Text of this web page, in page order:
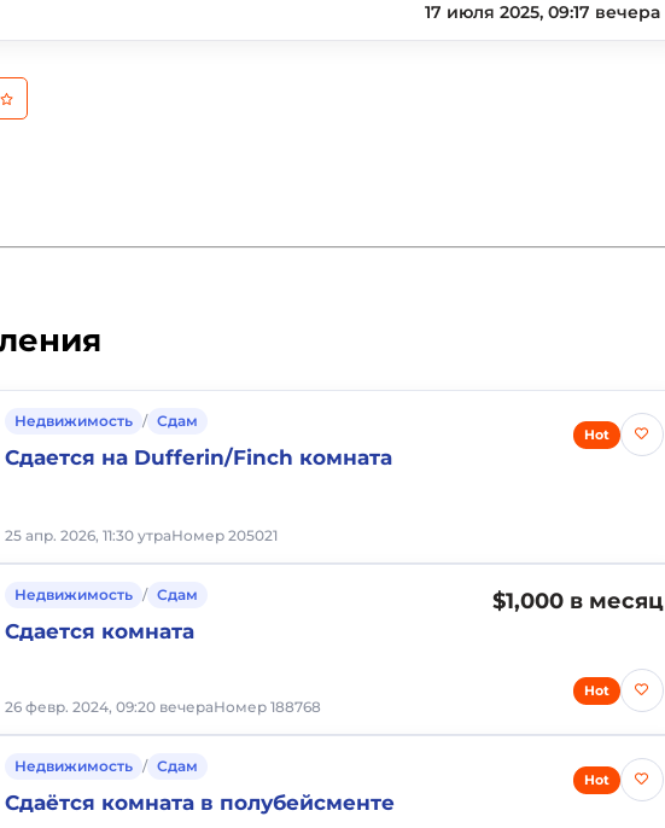
17 июля 2025, 09:17 вечера
Недвижимость / Сдам
Сдается на Dufferin/Finch комната
25 апр. 2026, 11:30 утраНомер 205021
Hot
Недвижимость / Сдам
Сдается комната
26 февр. 2024, 09:20 вечераНомер 188768
$1,000 в месяц
Hot
Недвижимость / Сдам
Сдаётся комната в полубейсменте
Hot